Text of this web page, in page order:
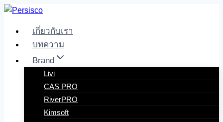
Skip
content
เกี่ยวกับเรา
บทความ
Brand
Livi
CAS PRO
RiverPRO
Kimsoft